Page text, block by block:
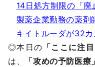
14日処方制限の「廃
製薬企業勤務の薬剤
キイトルーダが32
◎本日の 「ここに注
は、
「攻めの予防医療」